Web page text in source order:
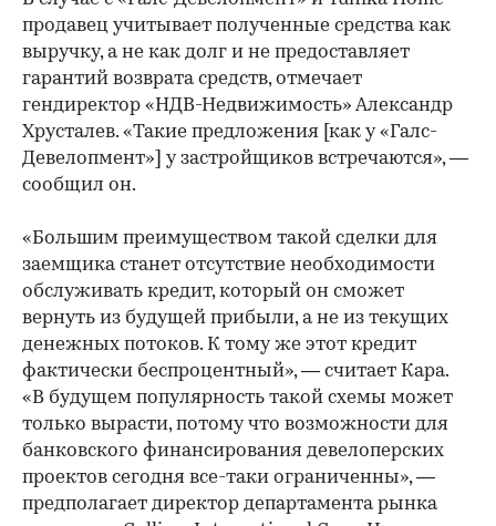
продавец учитывает полученные средства как
выручку, а не как долг и не предоставляет
гарантий возврата средств, отмечает
гендиректор «НДВ-Недвижимость» Александр
Хрусталев. «Такие предложения [как у «Галс-
Девелопмент»] у застройщиков встречаются», —
сообщил он.
«Большим преимуществом такой сделки для
заемщика станет отсутствие необходимости
обслуживать кредит, который он сможет
вернуть из будущей прибыли, а не из текущих
денежных потоков. К тому же этот кредит
фактически беспроцентный», — считает Кара.
«В будущем популярность такой схемы может
только вырасти, потому что возможности для
банковского финансирования девелоперских
проектов сегодня все-таки ограниченны», —
предполагает директор департамента рынка